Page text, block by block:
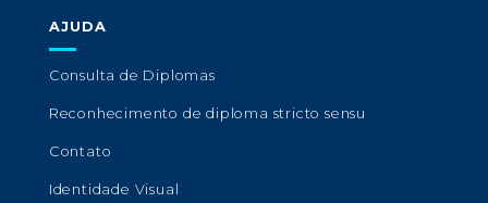
AJUDA
Consulta de Diplomas
Reconhecimento de diploma stricto sensu
Contato
Identidade Visual